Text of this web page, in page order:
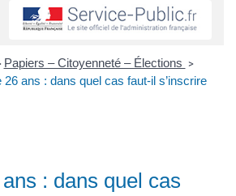
Papiers – Citoyenneté – Élections >
26 ans : dans quel cas faut-il s’inscrire
: dans quel cas